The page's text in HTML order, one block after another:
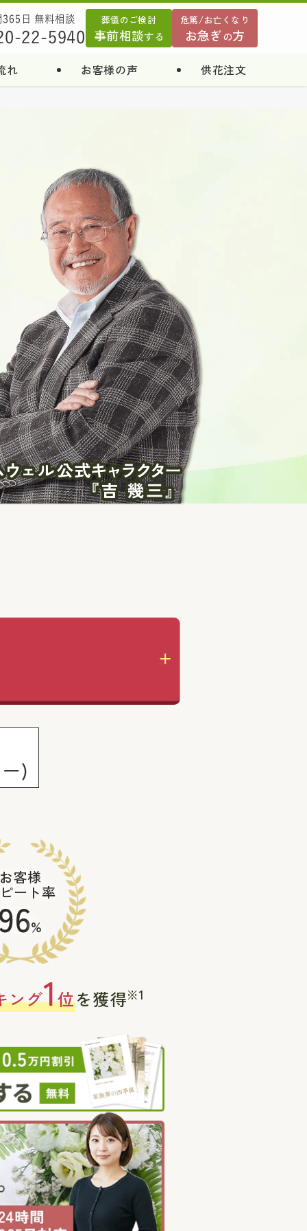
れ お客様の声 供花注文
365日 無料相談
22-5940
葬儀のご検討
事前相談する
危篤/お亡くなり
お急ぎの方
)
客様
ート率
%
ング1位を獲得※1